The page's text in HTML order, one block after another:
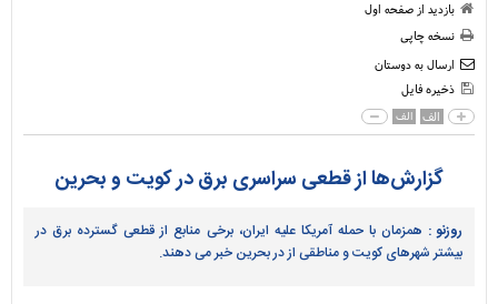
بازدید از صفحه اول
نسخه چاپی
ارسال به دوستان
ذخیره فایل
الف الف
گزارش‌ها از قطعی سراسری برق در کویت و بحرین
روزنو : همزمان با حمله آمریکا علیه ایران، برخی منابع از قطعی گسترده برق در
بیشتر شهرهای کویت و مناطقی از در بحرین خبر می دهند.